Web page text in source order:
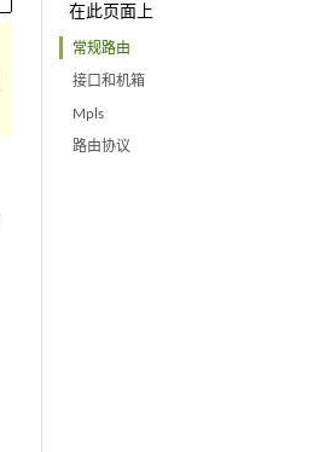
在此页面上
常规路由
接口和机箱
Mpls
路由协议